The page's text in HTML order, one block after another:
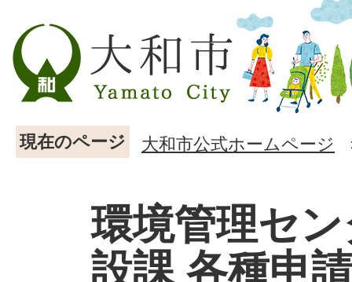
現在のページ 大和市公式ホームページ
環境管理セ
設課 各種申